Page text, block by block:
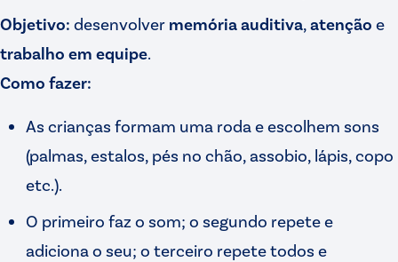
Objetivo: desenvolver memória auditiva,atenção e
trabalho em equipe.
Como fazer:
As crianças formam uma roda e escolhem sons
(palmas, estalos, pés no chão, assobio, lápis, copo
etc.).
O primeiro faz o som; o segundo repete e
adiciona o seu; o terceiro repete todos e